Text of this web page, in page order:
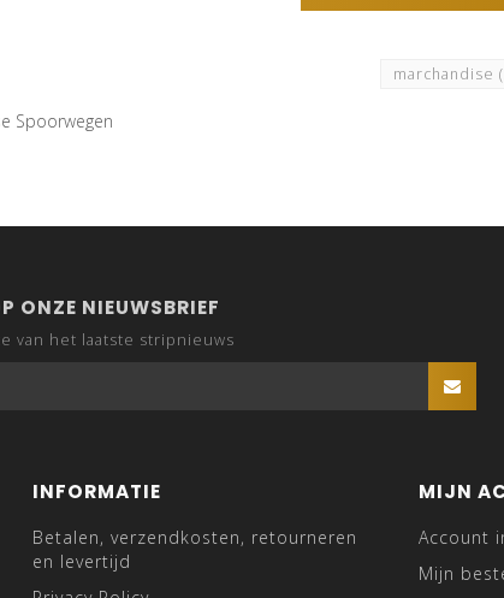
Spoorwegen
marchandise
ONZE NIEUWSBRIEF
van het laatste stripnieuws
INFORMATIE
Betalen, verzendkosten, retourneren
en levertijd
MIJN
Account
Mijn